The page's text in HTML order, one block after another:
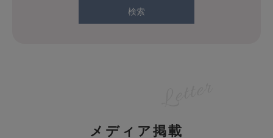
検索
メディア掲載